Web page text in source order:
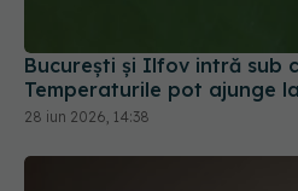
București și Ilfov intră sub
Temperaturile pot ajunge
28 iun 2026, 14:38